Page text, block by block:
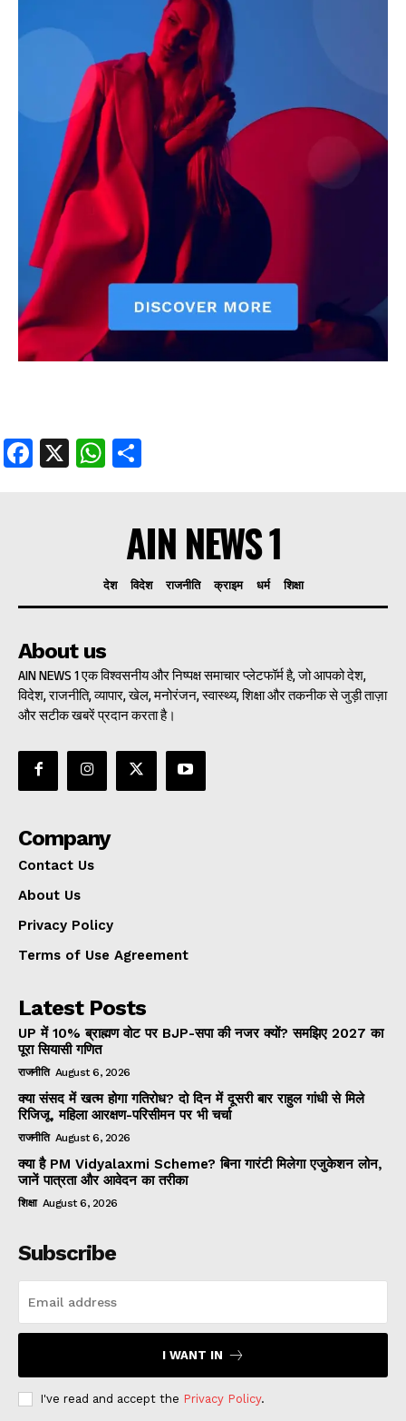
Contact Us
About Us
Privacy Policy
Terms of Use Agreement
Facebook
X WhatsApp
Share
Facebook
X WhatsApp
AIN NEWS 1
देश विदेश राजनीति क्राइम धर्म शिक्षा
About us
AIN NEWS 1 एक विश्वसनीय और निष्पक्ष समाचार प्लेटफॉर्म है, जो आपको देश,
विदेश, राजनीति, व्यापार, खेल, मनोरंजन, स्वास्थ्य, शिक्षा और तकनीक से जुड़ी ताज़ा
और सटीक खबरें प्रदान करता है।
Company
Contact Us
About Us
Privacy Policy
Terms of Use Agreement
Latest Posts
UP में 10% ब्राह्मण वोट पर BJP-सपा की नजर क्यों? समझिए 2027 का
पूरा सियासी गणित
राजनीति August 6, 2026
क्या संसद में खत्म होगा गतिरोध? दो दिन में दूसरी बार राहुल गांधी से मिले
रिजिजू, महिला आरक्षण-परिसीमन पर भी चर्चा
राजनीति August 6, 2026
क्या है PM Vidyalaxmi Scheme? बिना गारंटी मिलेगा एजुकेशन लोन,
जानें पात्रता और आवेदन का तरीका
शिक्षा August 6, 2026
Subscribe
I WANT IN
I've read and accept the Privacy Policy.